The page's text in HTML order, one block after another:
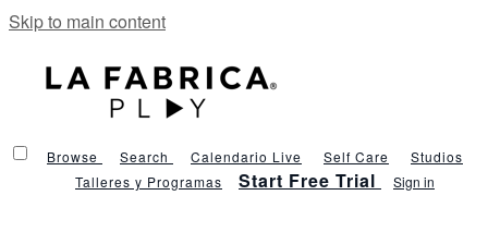
Skip to main content
Browse Search Calendario Live Self Care
Studios
Talleres y Programas
Start Free Trial Sign in